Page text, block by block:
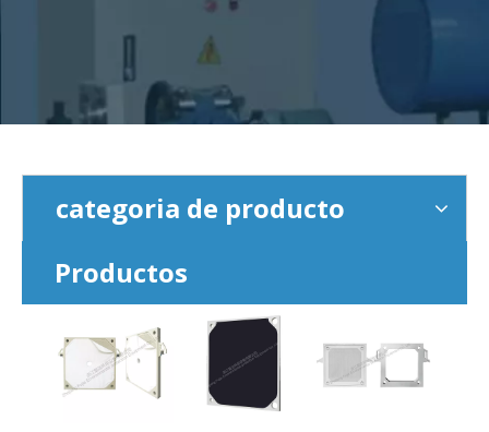
categoria de producto
Productos